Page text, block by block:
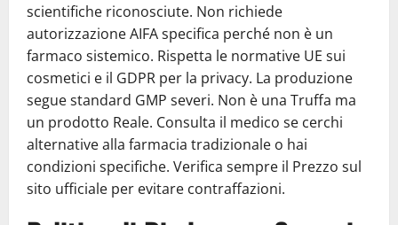
scientifiche riconosciute. Non richiede
autorizzazione AIFA specifica perché non è un
farmaco sistemico. Rispetta le normative UE sui
cosmetici e il GDPR per la privacy. La produzione
segue standard GMP severi. Non è una Truffa ma
un prodotto Reale. Consulta il medico se cerchi
alternative alla farmacia tradizionale o hai
condizioni specifiche. Verifica sempre il Prezzo sul
sito ufficiale per evitare contraffazioni.